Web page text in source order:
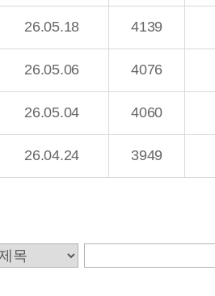
26.05.18 4139
26.05.06 4076
26.05.04 4060
26.04.24 3949